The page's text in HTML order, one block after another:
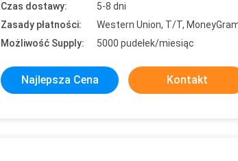
Czas dostawy:
5-8 dni
Zasady płatności:
Western Union, T/T,
Możliwość Supply:
5000 pudełek/miesiąc
Najlepsza Cena Kontakt